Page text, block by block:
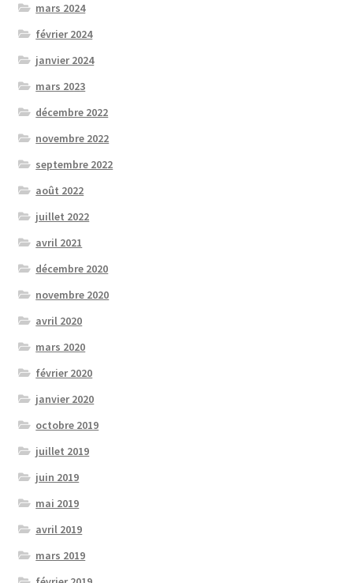
mars 2024
février 2024
janvier 2024
mars 2023
décembre 2022
novembre 2022
septembre 2022
août 2022
juillet 2022
avril 2021
décembre 2020
novembre 2020
avril 2020
mars 2020
février 2020
janvier 2020
octobre 2019
juillet 2019
juin 2019
mai 2019
avril 2019
mars 2019